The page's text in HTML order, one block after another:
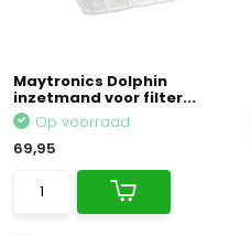
Maytronics Dolphin
inzetmand voor filter...
Op voorraad
69,95